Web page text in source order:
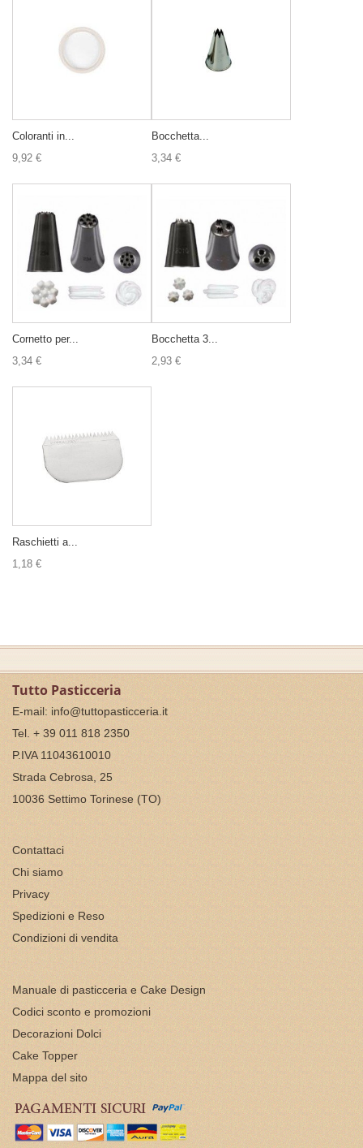
Coloranti in...
9,92 €
Bocchetta...
3,34 €
Cornetto per...
3,34 €
Bocchetta 3...
2,93 €
Raschietti a...
1,18 €
Tutto Pasticceria
E-mail: info@tuttopasticceria.it
Tel. + 39 011 818 2350
P.IVA 11043610010
Strada Cebrosa, 25
10036 Settimo Torinese (TO)
Contattaci
Chi siamo
Privacy
Spedizioni e Reso
Condizioni di vendita
Manuale di pasticceria e Cake Design
Codici sconto e promozioni
Decorazioni Dolci
Cake Topper
Mappa del sito